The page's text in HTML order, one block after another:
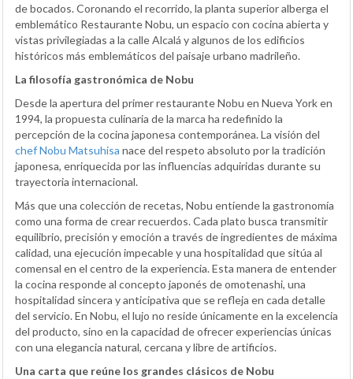
de bocados. Coronando el recorrido, la planta superior alberga el
emblemático Restaurante Nobu, un espacio con cocina abierta y
vistas privilegiadas a la calle Alcalá y algunos de los edificios
históricos más emblemáticos del paisaje urbano madrileño.
La filosofía gastronómica de Nobu
Desde la apertura del primer restaurante Nobu en Nueva York en
1994, la propuesta culinaria de la marca ha redefinido la
percepción de la cocina japonesa contemporánea. La visión del
chef Nobu Matsuhisa nace del respeto absoluto por la tradición
japonesa, enriquecida por las influencias adquiridas durante su
trayectoria internacional.
Más que una colección de recetas, Nobu entiende la gastronomía
como una forma de crear recuerdos. Cada plato busca transmitir
equilibrio, precisión y emoción a través de ingredientes de máxima
calidad, una ejecución impecable y una hospitalidad que sitúa al
comensal en el centro de la experiencia. Esta manera de entender
la cocina responde al concepto japonés de omotenashi, una
hospitalidad sincera y anticipativa que se refleja en cada detalle
del servicio. En Nobu, el lujo no reside únicamente en la excelencia
del producto, sino en la capacidad de ofrecer experiencias únicas
con una elegancia natural, cercana y libre de artificios.
Una carta que reúne los grandes clásicos de Nobu